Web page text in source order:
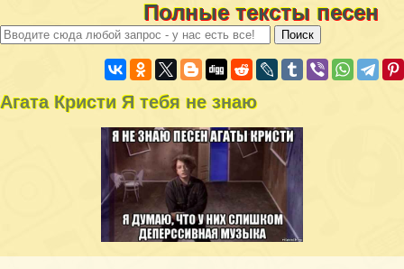
Полные тексты песен
Агата Кристи Я тебя не знаю